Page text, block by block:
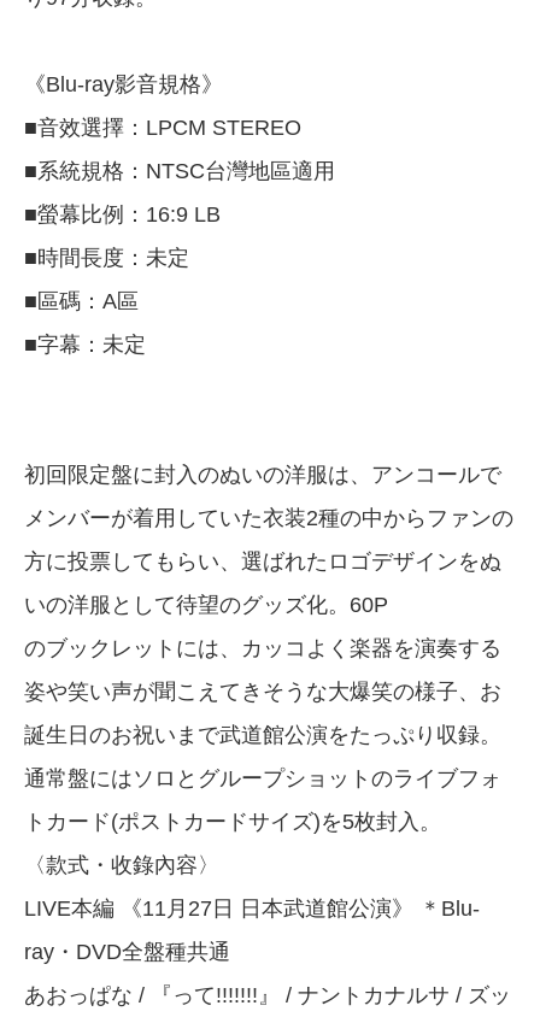
《Blu-ray影音規格》
■音效選擇：LPCM STEREO
■系統規格：NTSC台灣地區適用
■螢幕比例：16:9 LB
■時間長度：未定
■區碼：A區
■字幕：未定
初回限定盤に封入のぬいの洋服は、アンコールで
メンバーが着用していた衣装2種の中からファンの
方に投票してもらい、選ばれたロゴデザインをぬ
いの洋服として待望のグッズ化。60P
のブックレットには、カッコよく楽器を演奏する
姿や笑い声が聞こえてきそうな大爆笑の様子、お
誕生日のお祝いまで武道館公演をたっぷり収録。
通常盤にはソロとグループショットのライブフォ
トカード(ポストカードサイズ)を5枚封入。
〈款式・收錄內容〉
LIVE本編 《11月27日 日本武道館公演》 ＊Blu-
ray・DVD全盤種共通
あおっぱな / 『って!!!!!!!』 / ナントカナルサ / ズッ